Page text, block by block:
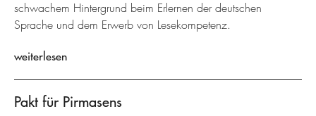
schwachem Hintergrund beim Erlernen der deutschen
Sprache und dem Erwerb von Lesekompetenz.
weiterlesen
Pakt für Pirmasens